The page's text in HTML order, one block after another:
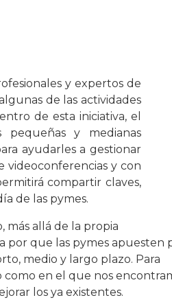
y expertos de
de las actividades
de esta iniciativa, el
pequeñas y medianas
ayudarles a gestionar
videoconferencias y con
compartir claves,
de las pymes.
más allá de la propia
por que las pymes apuesten
medio y largo plazo. Para
en el que nos
los ya existentes.